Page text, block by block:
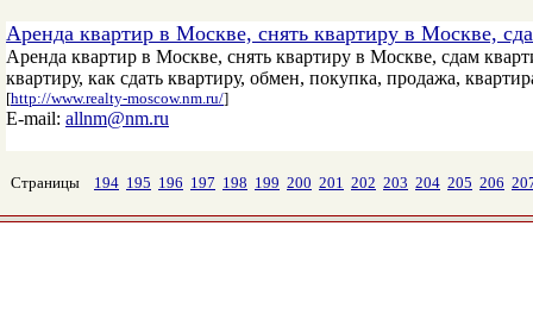
Аренда квартир в Москве, снять квартиру в Москве,
Аренда квартир в Москве, снять квартиру в Москве, сдам
квартиру, как сдать квартиру, обмен, покупка, продажа,
[http://www.realty-moscow.nm.ru/]
E-mail: allnm@nm.ru
Страницы 194 195 196 197 198 199 200 201 202 203 204 205 206